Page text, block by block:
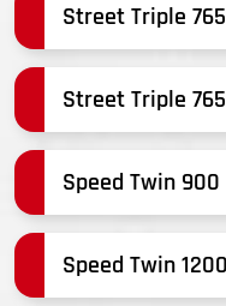
Street Triple
Street Triple
Speed Twin
Speed Twin